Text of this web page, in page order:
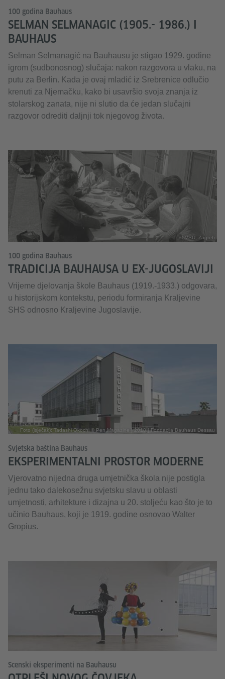
100 godina Bauhaus
SELMAN SELMANAGIC (1905.- 1986.) I
BAUHAUS
Selman Selmanagić na Bauhausu je stigao 1929. godine
igrom (sudbonosnog) slučaja: nakon razgovora u vlaku, na
putu za Berlin. Kada je ovaj mladić iz Srebrenice odlučio
krenuti za Njemačku, kako bi usavršio svoja znanja iz
stolarskog zanata, nije ni slutio da će jedan slučajni
razgovor odrediti daljnji tok njegovog života.
© MSU, Zagreb
100 godina Bauhaus
TRADICIJA BAUHAUSA U EX-JUGOSLAVIJI
Vrijeme djelovanja škole Bauhaus (1919.-1933.) odgovara,
u historijskom kontekstu, periodu formiranja Kraljevine
SHS odnosno Kraljevine Jugoslavije.
Foto (isječak): Tadashi Okochi © Pen Magazine | 2010 | Fondacija Bauhaus Dessau
Svjetska baština Bauhaus
EKSPERIMENTALNI PROSTOR MODERNE
Vjerovatno nijedna druga umjetnička škola nije postigla
jednu tako dalekosežnu svjetsku slavu u oblasti
umjetnosti, arhitekture i dizajna u 20. stoljeću kao što je to
učinio Bauhaus, koji je 1919. godine osnovao Walter
Gropius.
Scenski eksperimenti na Bauhausu